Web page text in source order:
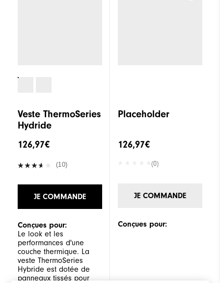
Veste ThermoSeries
Hydride
126,97€
(10)
JE COMMANDE
Conçues pour:
Le look et les
performances d'une
couche thermique. La
veste ThermoSeries
Hybride est dotée de
panneaux tissés pour
Placeholder
126,97€
(0)
JE COMMANDE
Conçues pour: